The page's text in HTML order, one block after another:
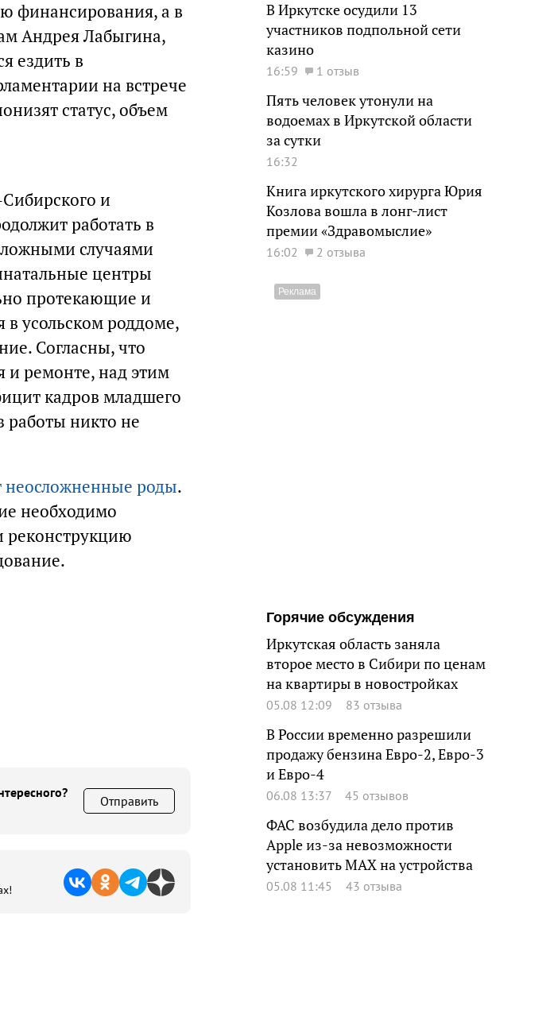
финансирования, а в
Андрея Лабыгина,
ездить в
на встрече
статус, объем
и
работать в
случаями
центры
протекающие и
в усольском роддоме,
Согласны, что
и ремонте, над этим
кадров младшего
работы никто не
неосложненные роды.
необходимо
реконструкцию
Отправить
В Иркутске осудили 13
участников подпольной сети
казино
16:59 1 отзыв
Пять человек утонули на
водоемах в Иркутской области
за сутки
16:32
Книга иркутского хирурга Юрия
Козлова вошла в лонг-лист
премии «Здравомыслие»
16:02 2 отзыва
Горячие обсуждения
Иркутская область заняла
второе место в Сибири по ценам
на квартиры в новостройках
05.08 12:09 83 отзыва
В России временно разрешили
продажу бензина Евро-2, Евро-3
и Евро-4
06.08 13:37 45 отзывов
ФАС возбудила дело против
Apple из-за невозможности
установить MAX на устройства
05.08 11:45 43 отзыва